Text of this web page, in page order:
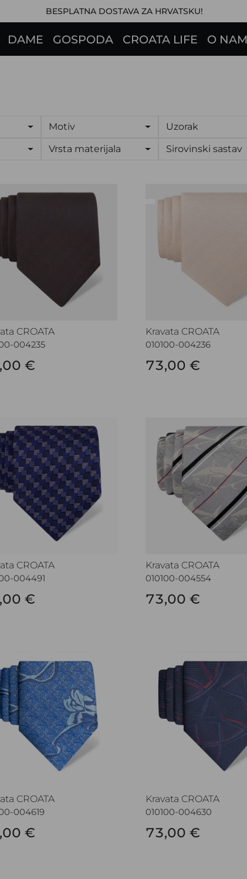
BESPLATNA DOSTAVA ZA HRVATSKU!
DAME GOSPODA CROATA LIFE O
Motiv Uzorak
Vrsta materijala Sirovinski sastav
CROATA
004235
€
Kravata CROATA
010100-004236
73,00 €
CROATA
004491
€
Kravata CROATA
010100-004554
73,00 €
CROATA
004619
€
Kravata CROATA
010100-004630
73,00 €